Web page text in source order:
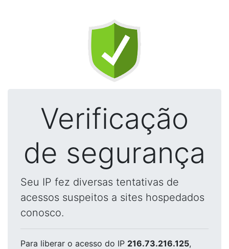
Verificação
de segurança
Seu IP fez diversas tentativas de
acessos suspeitos a sites hospedados
conosco.
Para liberar o acesso do IP 216.73.216.125,